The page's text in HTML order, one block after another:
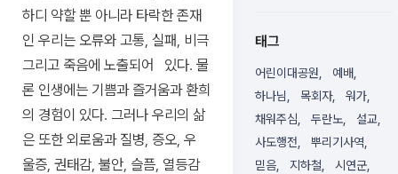
하디 약할 뿐 아니라 타락한 존재
인 우리는 오류와 고통, 실패, 비극
그리고 죽음에 노출되어 있다. 물
론 인생에는 기쁨과 즐거움과 환희
의 경험이 있다. 그러나 우리의 삶
은 또한 외로움과 질병, 증오, 우
울증, 권태감, 불안, 슬픔, 열등감
태그
어린이대공원
예배
하나님
목회자
워가
채워주심
두란노
설교
사도행전
뿌리기사역
믿음
지하철
시연군